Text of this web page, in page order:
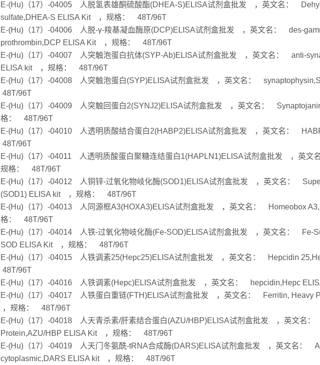
E-(Hu)（17）-04005 人脱氢表雄酮硫酸酯(DHEA-S)ELISA试剂盒批发 ，英文名：
sulfate,DHEA-S ELISA Kit ，规格： 48T/96T
E-(Hu)（17）-04006 人脱-γ-羧基凝血酶原(DCP)ELISA试剂盒批发 ，英文名： des-
prothrombin,DCP ELISA Kit ，规格： 48T/96T
E-(Hu)（17）-04007 人突触泡蛋白抗体(SYP-Ab)ELISA试剂盒批发 ，英文名： anti-
ELISA kit ，规格： 48T/96T
E-(Hu)（17）-04008 人突触泡蛋白(SYP)ELISA试剂盒批发 ，英文名：
48T/96T
E-(Hu)（17）-04009 人突触回蛋白2(SYNJ2)ELISA试剂盒批发 ，英文名：
格： 48T/96T
E-(Hu)（17）-04010 人透明质酸结合蛋白2(HABP2)ELISA试剂盒批发 ，英文名：
48T/96T
E-(Hu)（17）-04011 人透明质酸蛋白聚糖连结蛋白1(HAPLN1)ELISA试剂盒批发 ，英
规格： 48T/96T
E-(Hu)（17）-04012 人铜锌-过氧化物岐化酶(SOD1)ELISA试剂盒批发 ，英文名：
(SOD1) ELISA kit ，规格： 48T/96T
E-(Hu)（17）-04013 人同源框A3(HOXA3)ELISA试剂盒批发 ，英文名： Homeobox
格： 48T/96T
E-(Hu)（17）-04014 人铁-过氧化物岐化酶(Fe-SOD)ELISA试剂盒批发 ，英文名： Fe-
SOD ELISA Kit ，规格： 48T/96T
E-(Hu)（17）-04015 人铁调素25(Hepc25)ELISA试剂盒批发 ，英文名： Hepcidin
48T/96T
E-(Hu)（17）-04016 人铁调素(Hepc)ELISA试剂盒批发 ，英文名： hepcidin,Hepc
E-(Hu)（17）-04017 人铁蛋白重链(FTH)ELISA试剂盒批发 ，英文名： Ferritin, Heavy
，规格： 48T/96T
E-(Hu)（17）-04018 人天青杀素/肝素结合蛋白(AZU/HBP)ELISA试剂盒批发 ，英文名
Protein,AZU/HBP ELISA Kit ，规格： 48T/96T
E-(Hu)（17）-04019 人天门冬氨酰-tRNA合成酶(DARS)ELISA试剂盒批发 ，英文名：
cytoplasmic,DARS ELISA kit ，规格： 48T/96T